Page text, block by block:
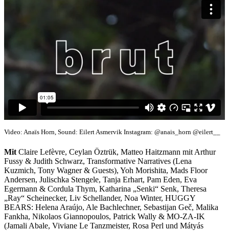
Video: Anaïs Horn, Sound: Eilert Asmervik Instagram: @anais_horn @eilert__
Mit Claire Lefèvre, Ceylan Öztrük, Matteo Haitzmann mit Arthur
Fussy & Judith Schwarz, Transformative Narratives (Lena
Kuzmich, Tony Wagner & Guests), Yoh Morishita, Mads Floor
Andersen, Julischka Stengele, Tanja Erhart, Pam Eden, Eva
Egermann & Cordula Thym, Katharina „Senki“ Senk, Theresa
„Ray“ Scheinecker, Liv Schellander, Noa Winter, HUGGY
BEARS: Helena Araújo, Ale Bachlechner, Sebastijan Geč, Malika
Fankha, Nikolaos Giannopoulos, Patrick Wally & MO-ZA-IK
(Jamali Abale, Viviane Le Tanzmeister, Rosa Perl und Mátyás